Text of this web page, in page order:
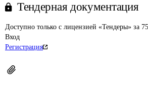
Тендерная документация
Доступно только с лицензией «Тендеры» за
Вход
Регистрация